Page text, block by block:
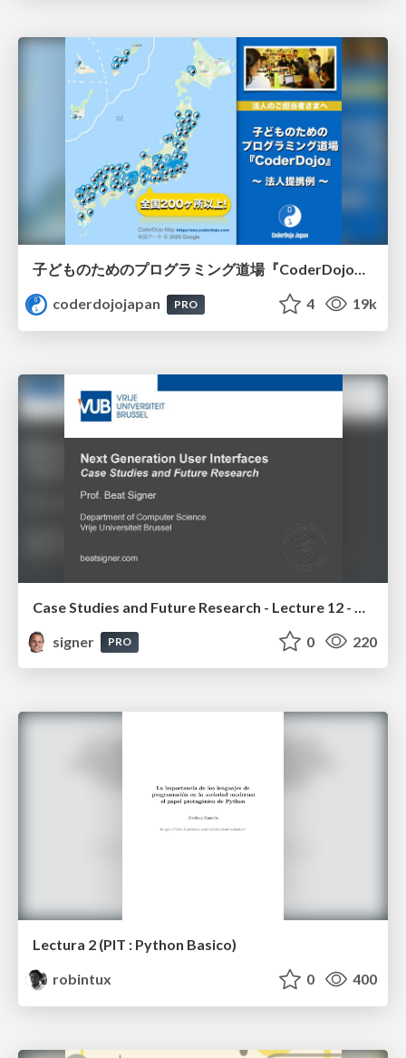
子どものためのプログラミング道場『CoderDojo』〜法人提携例〜 / Partnership with CoderDojo Japan
coderdojojapan
PRO 4 19k
signer
PRO 0 220
Lectura 2 (PIT : Python Basico)
robintux
0 400